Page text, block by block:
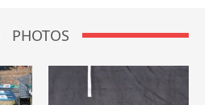
PHOTOS